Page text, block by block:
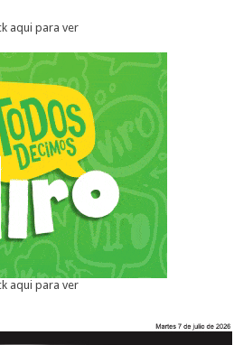
aqui para ver
aqui para ver